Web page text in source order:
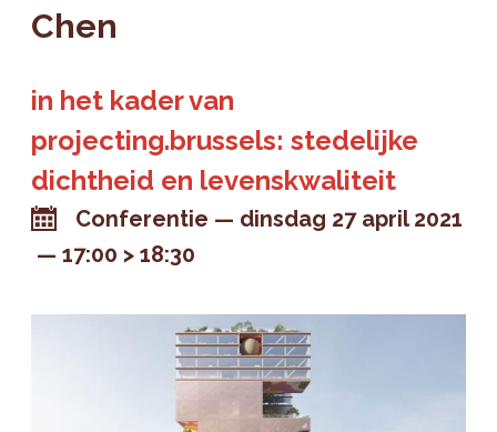
Chen
in het kader van
projecting.brussels: stedelijke
dichtheid en levenskwaliteit
Conferentie
dinsdag 27 april 2021
17:00 > 18:30